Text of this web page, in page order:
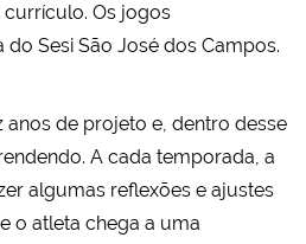
Os jogos
Sesi São José dos Campos.
anos de projeto e, dentro desse
A cada temporada, a
algumas reflexões e ajustes
o atleta chega a uma